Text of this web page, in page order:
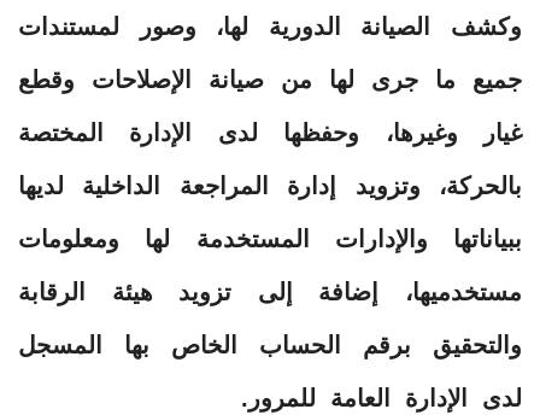
وكشف الصيانة الدورية لها، وصور لمستندات
جميع ما جرى لها من صيانة الإصلاحات وقطع
غيار وغيرها، وحفظها لدى الإدارة المختصة
بالحركة، وتزويد إدارة المراجعة الداخلية لديها
ببياناتها والإدارات المستخدمة لها ومعلومات
مستخدميها، إضافة إلى تزويد هيئة الرقابة
والتحقيق برقم الحساب الخاص بها المسجل
لدى الإدارة العامة للمرور.